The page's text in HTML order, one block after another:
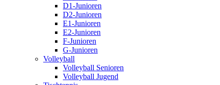
D1-Junioren
D2-Junioren
E1-Junioren
E2-Junioren
F-Junioren
G-Junioren
Volleyball
Volleyball Senioren
Volleyball Jugend